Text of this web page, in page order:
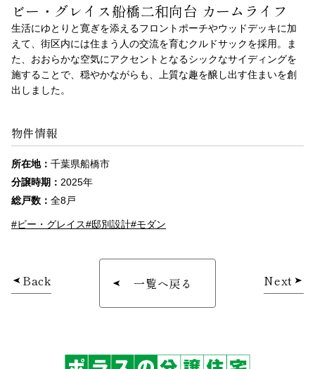
ビー・グレイス船橋二和向台 カームライフ
生活にゆとりと寛ぎを添えるフロントポーチやウッドデッキに加
えて、街区内には住まう人の交流を育むクルドサックを採用。ま
た、おおらかな空気にアクセントとなるシックなサイディングを
施することで、穏やかながらも、上質な趣を醸し出す住まいを創
出しました。
物件情報
所在地： 千葉県船橋市
分譲時期： 2025年
総戸数： 全8戸
#ビー・グレイス#邸別設計#モダン
Back 一覧へ戻る Next